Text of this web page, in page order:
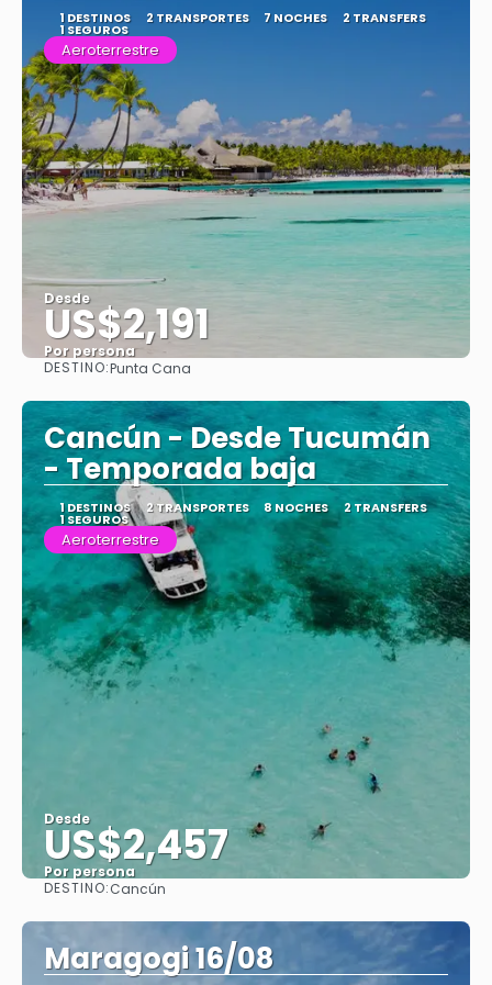
1 DESTINOS 2 TRANSPORTES 7 NOCHES 2 TRANSFERS
1 SEGUROS
Aeroterrestre
Desde
US$2,191
Por persona
DESTINO:Punta Cana
Cancún - Desde Tucumán
- Temporada baja
1 DESTINOS 2 TRANSPORTES 8 NOCHES 2 TRANSFERS
1 SEGUROS
Aeroterrestre
Desde
US$2,457
Por persona
DESTINO:Cancún
Maragogi 16/08